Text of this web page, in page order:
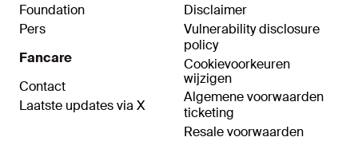
Foundation
Pers
Fancare
Contact
Laatste updates via X
Disclaimer
Vulnerability disclosure
policy
Cookievoorkeuren
wijzigen
Algemene voorwaarden
ticketing
Resale voorwaarden